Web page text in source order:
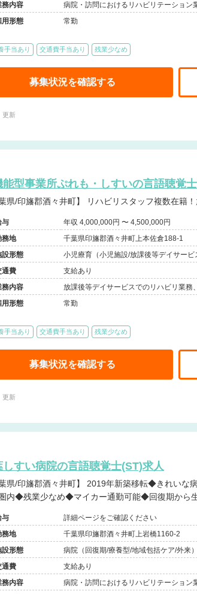
務内容
病院・訪問におけるリハビリテーション
用形態
常勤
手当あり 交通費手当あり 残業少なめ
募集状況を確認する
更新
能型事業所ぷれも・しすいの言語聴覚
【千葉県/印旛郡酒々井町】 リハビリ
与
年収 4,000,000円 〜 4,500,000円
務地
千葉県印旛郡酒々井町上本佐倉188-1
設形態
小児療育（小児施設/放課後等デイサービ
通費
支給あり
務内容
放課後等デイサービスでのリハビリ業務
用形態
常勤
手当あり 交通費手当あり 残業少なめ
募集状況を確認する
更新
しすい病院の言語聴覚士(ST)求人
酒々井町】 2019年新築移転◆きれいな病院◆託児所あり◆住宅手当あり◆最寄り駅から
内◆残業少なめ◆マイカー通勤可能◆回復期から
与
詳細ページをご確認ください
務地
千葉県印旛郡酒々井町上岩橋1160-2
設形態
病院（回復期/療養型/地域包括ケア/外来
通費
支給あり
務内容
病院・訪問におけるリハビリテーション